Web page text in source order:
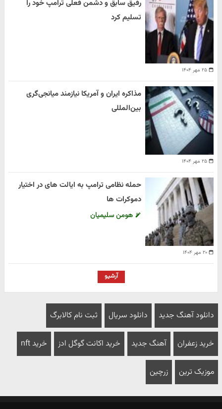
۲۵ مهر ۱۴۰۴
رفیق سابق و دشمن فعلی ترامپ خود را
تسلیم کرد
۲۵ مهر ۱۴۰۴
مذاکره ایران و آمریکا نیازمند میانجی‌گری
بین‌المللی
۲۰ مهر ۱۴۰۴
حمله نظامی ترامپ به ایالت های در اختیار
دموکرات ها
هومن سلیمیان
آرشیو
دانلود آهنگ جدید دانلود سریال ثبت نام کالابرگ
خرید زعفران آهنگ جدید خرید اکانت گوگل ادز خرید nft
موزیک ترین زرچین